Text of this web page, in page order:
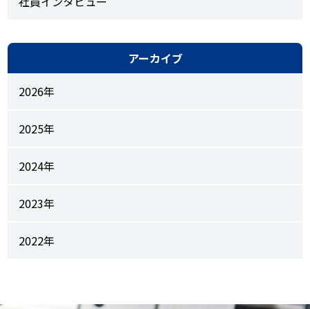
アーカイブ
2026年
2025年
2024年
2023年
2022年